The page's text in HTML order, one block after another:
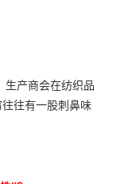
生产商会在纺织品
往有一股刺鼻味